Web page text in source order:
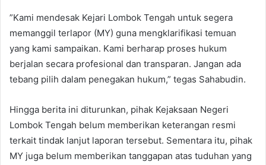
​”Kami mendesak Kejari Lombok Tengah untuk segera
memanggil terlapor (MY) guna mengklarifikasi temuan
yang kami sampaikan. Kami berharap proses hukum
berjalan secara profesional dan transparan. Jangan ada
tebang pilih dalam penegakan hukum,” tegas Sahabudin.
​Hingga berita ini diturunkan, pihak Kejaksaan Negeri
Lombok Tengah belum memberikan keterangan resmi
terkait tindak lanjut laporan tersebut. Sementara itu, pihak
MY juga belum memberikan tanggapan atas tuduhan yang